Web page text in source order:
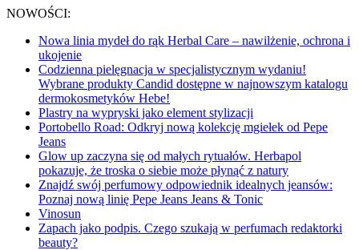
NOWOŚCI:
Nowa linia mydeł do rąk Herbal Care – nawilżenie, ochrona i
ukojenie
Codzienna pielęgnacja w specjalistycznym wydaniu!
Wybrane produkty Candid dostępne w najnowszym katalogu
dermokosmetyków Hebe!
Plastry na wypryski jako element stylizacji
Portobello Road: Odkryj nową kolekcję mgiełek od Pepe
Jeans
Glow up zaczyna się od małych rytuałów. Herbapol
pokazuje, że troska o siebie może płynąć z natury
Znajdź swój perfumowy odpowiednik idealnych jeansów:
Poznaj nową linię Pepe Jeans Jeans & Tonic
Vinosun
Zapach jako podpis. Czego szukają w perfumach redaktorki
beauty?